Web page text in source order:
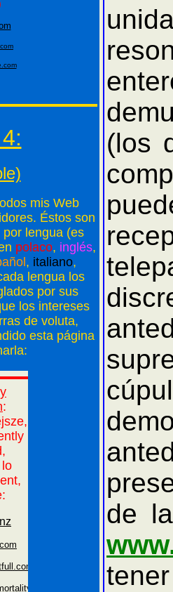
mis Web
Éstos son
lengua (es
polaco, inglés,
, italiano,
lengua los
por sus
los intereses
de voluta,
esta página
(los
de